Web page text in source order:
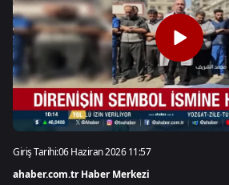
Giriş Tarihi:06 Haziran 2026 11:57
ahaber.com.tr Haber Merkezi